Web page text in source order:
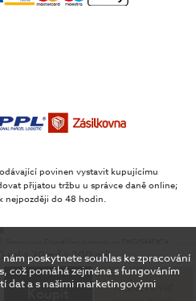
ml + 30 ml + 200 ml
Koupit
Rezervovat
poskytnete souhlas ke zpracování
což pomáhá zejména s fungováním
dat a s našimi marketingovými
povinen vystavit kupujícímu
přijatou tržbu u správce daně online;
nejpozději do 48 hodin.
Digitální agentura